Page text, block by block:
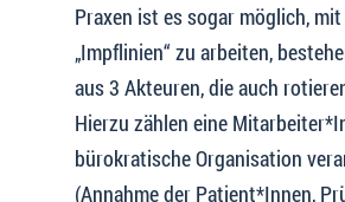
Praxen ist es sogar möglich,
„Impflinien“ zu arbeiten,
aus 3 Akteuren, die auch
Hierzu zählen eine
bürokratische Organisation
(Annahme der Patient*Innen,